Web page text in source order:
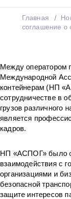
Главная
соглашение о
Между оператором
Международной
контейнерам (НП
сотрудничестве в
грузов различного
является
кадров.
НП «АСПОГ» было
взаимодействия с
организациями и
безопасной
защите интересов